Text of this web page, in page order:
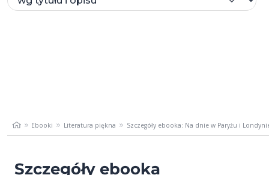
Ebooki Literatura piękna Szczegóły ebooka: Na dnie w Paryżu i
Szczegóły ebooka